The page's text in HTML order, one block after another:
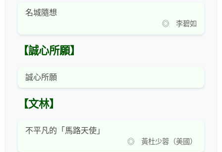
名城隨想
◎ 李碧如
【誠心所願】
誠心所願
【文林】
不平凡的「馬路天使」
◎ 黃杜少蓉（美國）